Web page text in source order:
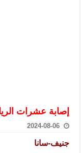
إصابة عشرات
2024-08-06
جنيف-سانا